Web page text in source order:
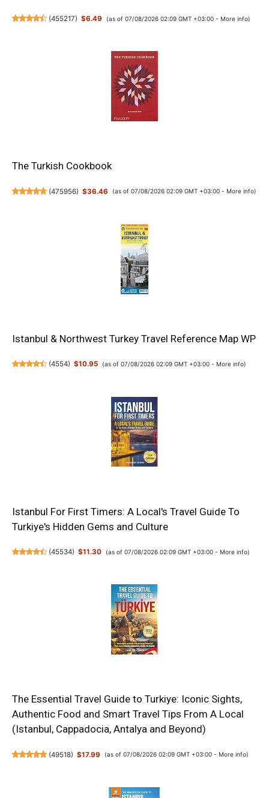
(455217) $6.49 (as of 07/08/2026 02:09 GMT +03:00 - More info)
The Turkish Cookbook
(475956) $36.46 (as of 07/08/2026 02:09 GMT +03:00 - More info)
Istanbul & Northwest Turkey Travel Reference Map WP
(4554) $10.95 (as of 07/08/2026 02:09 GMT +03:00 - More info)
Istanbul For First Timers: A Local's Travel Guide To
Turkiye's Hidden Gems and Culture
(45534) $11.30 (as of 07/08/2026 02:09 GMT +03:00 - More info)
The Essential Travel Guide to Turkiye: Iconic Sights,
Authentic Food and Smart Travel Tips From A Local
(Istanbul, Cappadocia, Antalya and Beyond)
(49518) $17.99 (as of 07/08/2026 02:09 GMT +03:00 - More info)